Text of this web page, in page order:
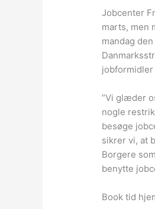
Jobcenter
marts, men
mandag
jobformidler
”Vi glæder
nogle
besøge
sikrer vi, at
Borgere
benytte
Book tid